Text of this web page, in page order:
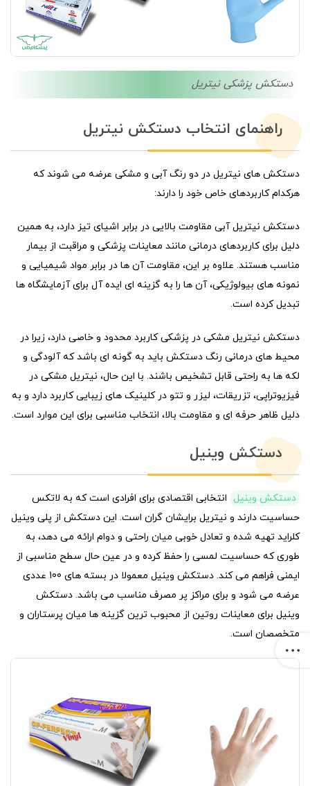
دستکش پزشکی نیتریل
راهنمای انتخاب دستکش نیتریل
دستکش های نیتریل در دو رنگ آبی و مشکی عرضه می شوند که
هرکدام کاربردهای خاص خود را دارند:
دستکش نیتریل آبی مقاومت بالایی در برابر اشیای تیز دارد، به همین
دلیل برای کاربردهای درمانی مانند معاینات پزشکی و مراقبت از بیمار
مناسب هستند. علاوه بر این، مقاومت آن ها در برابر مواد شیمیایی و
نمونه های بیولوژیکی، آن ها را به گزینه ای ایده آل برای آزمایشگاه ها
تبدیل کرده است.
دستکش نیتریل مشکی در پزشکی کاربرد محدود و خاصی دارد، زیرا در
محیط های درمانی رنگ دستکش باید به گونه ای باشد که آلودگی و
لکه ها به راحتی قابل تشخیص باشند. با این حال، نیتریل مشکی در
فیزیوتراپی، تزریقات، لیزر و تتو در کلینیک های زیبایی کاربرد دارد و به
دلیل ظاهر حرفه ای و مقاومت بالا، انتخاب مناسبی برای این موارد است.
دستکش وینیل
دستکش وینیل انتخابی اقتصادی برای افرادی است که به لاتکس
حساسیت دارند و نیتریل برایشان گران است. این دستکش از پلی وینیل
کلراید تهیه شده و تعادل خوبی میان راحتی و دوام ارائه می دهد، به
طوری که حساسیت لمسی را حفظ کرده و در عین حال سطح مناسبی از
ایمنی فراهم می کند. دستکش وینیل معمولا در بسته های 100 عددی
عرضه می شود و برای مراکز پر مصرف مناسب می باشد. دستکش
وینیل برای معاینات روتین از محبوب ترین گزینه ها میان پرستاران و
متخصصان است.